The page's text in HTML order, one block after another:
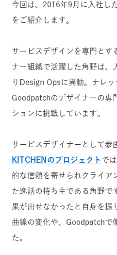
今回は、2016年9月に入社し
をご紹介します。
サービスデザインを専門とす
ナー組織で活躍した角野は、
りDesign Opsに異動。ナレッ
Goodpatchのデザイナーの専
ションに挑戦しています。
サービスデザイナーとして参
KITCHENのプロジェクト で
的な信頼を寄せられクライア
た逸話の持ち主である角野で
果が出せなかったと自身を振
曲線の変化や、Goodpatchで
た。